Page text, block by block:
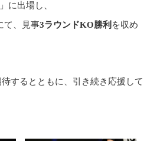
に出場し、
て、見事3ラウンドKO勝利 を収め
するとともに、引き続き応援して